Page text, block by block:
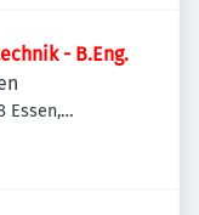
- B.Eng.
Essen,